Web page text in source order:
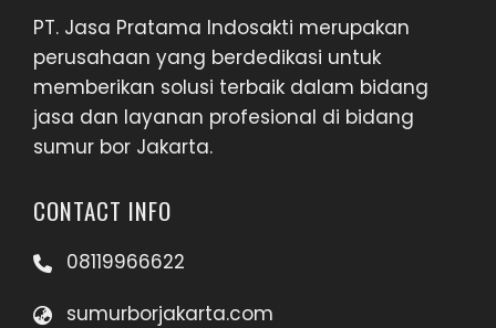
PT. Jasa Pratama Indosakti merupakan
perusahaan yang berdedikasi untuk
memberikan solusi terbaik dalam bidang
jasa dan layanan profesional di bidang
sumur bor Jakarta.
CONTACT INFO
08119966622
sumurborjakarta.com